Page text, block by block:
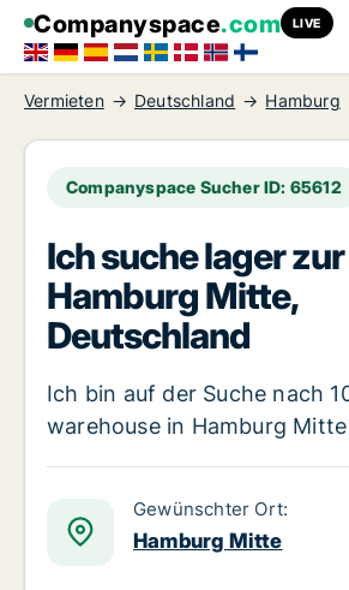
Companyspace.com LIVE
Vermieten Deutschland Hamburg
Companyspace Sucher ID: 65612
Ich suche lager
Hamburg Mitte,
Deutschland
Ich bin auf der Suche nach
warehouse in Hamburg
Gewünschter Ort:
Hamburg Mitte